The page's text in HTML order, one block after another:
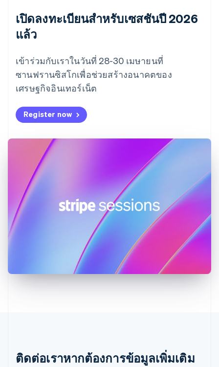
เปิดลงทะเบียนสำหรับเซสชันปี 2026
แล้ว
เข้าร่วมกับเราในวันที่ 28-30 เมษายนที่
ซานฟรานซิสโกเพื่อช่วยสร้างอนาคตของ
เศรษฐกิจอินเทอร์เน็ต
Register now
ติดต่อเราหากต้องการข้อมูลเพิ่มเติม
English
นิวซีแลนด์
NederlandsEnglish
บราซิล
Português English
บัลแกเรีย
เบลเยียม
NederlandsFrançais
Português
โปแลนด์
English
ฝรั่งเศส
Français
ฟินแลนด์
Svenska
ลัตเวีย
English